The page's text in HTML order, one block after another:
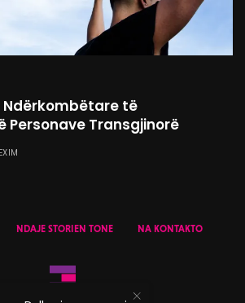
Ndërkombëtare të
Personave Transgjinorë
NDAJE STORIEN TONE NA KONTAKTO